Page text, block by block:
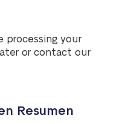
processing your
or contact our
Resumen